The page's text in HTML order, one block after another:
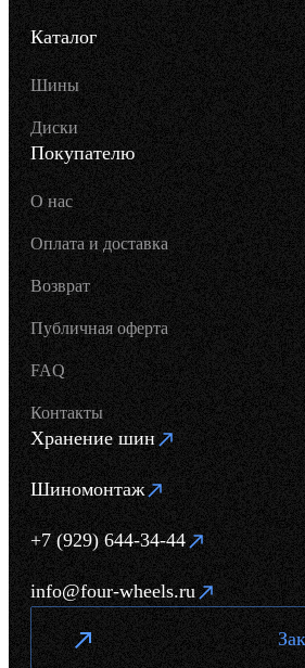
Каталог
Шины
Диски
Покупателю
О нас
Оплата и доставка
Возврат
Публичная оферта
FAQ
Контакты
Хранение шин
Шиномонтаж
+7 (929) 644-34-44
info@four-wheels.ru